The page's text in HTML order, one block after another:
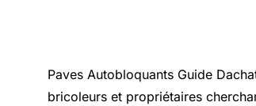
Paves Autobloquants Guide
bricoleurs et propriétaires